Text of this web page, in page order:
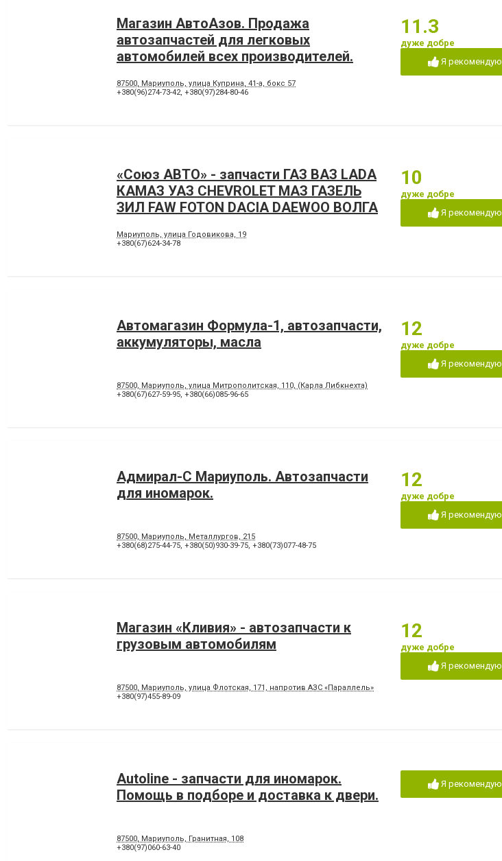
Магазин АвтоАзов. Продажа
автозапчастей для легковых
автомобилей всех производителей.
87500, Мариуполь, улица Куприна, 41-а, бокс 57
+380(96)274-73-42, +380(97)284-80-46
11.3
дуже добре
Я рекомендую
«Союз АВТО» - запчасти ГАЗ ВАЗ LADA
КАМАЗ УАЗ CHEVROLET МАЗ ГАЗЕЛЬ
ЗИЛ FAW FOTON DACIA DAEWOO ВОЛГА
Мариуполь, улица Годовикова, 19
+380(67)624-34-78
10
дуже добре
Я рекомендую
Автомагазин Формула-1, автозапчасти,
аккумуляторы, масла
87500, Мариуполь, улица Митрополитская, 110, (Карла Либкнехта)
+380(67)627-59-95, +380(66)085-96-65
12
дуже добре
Я рекомендую
Адмирал-С Мариуполь. Автозапчасти
для иномарок.
87500, Мариуполь, Металлургов, 215
+380(68)275-44-75, +380(50)930-39-75, +380(73)077-48-75
12
дуже добре
Я рекомендую
Магазин «Кливия» - автозапчасти к
грузовым автомобилям
87500, Мариуполь, улица Флотская, 171, напротив АЗС «Параллель»
+380(97)455-89-09
12
дуже добре
Я рекомендую
Autoline - запчасти для иномарок.
Помощь в подборе и доставка к двери.
87500, Мариуполь, Гранитная, 108
+380(97)060-63-40
Я рекомендую